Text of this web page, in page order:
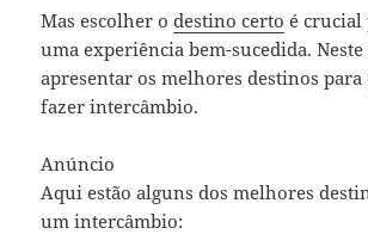
Mas escolher odestino certo é crucial
uma experiência bem-sucedida.
apresentar os melhores destinos
fazer intercâmbio.
Anúncio
Aqui estão alguns dos melhores
um intercâmbio: